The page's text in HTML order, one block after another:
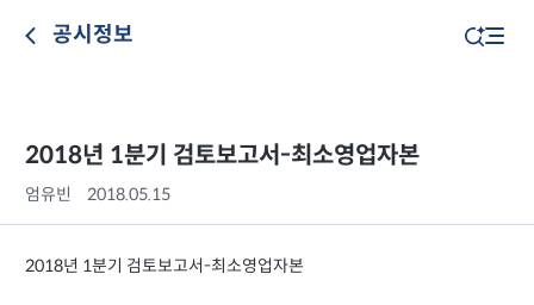
공시정보
2018년 1분기 검토보고서-최소영업자본
엄유빈 2018.05.15
2018년 1분기 검토보고서-최소영업자본